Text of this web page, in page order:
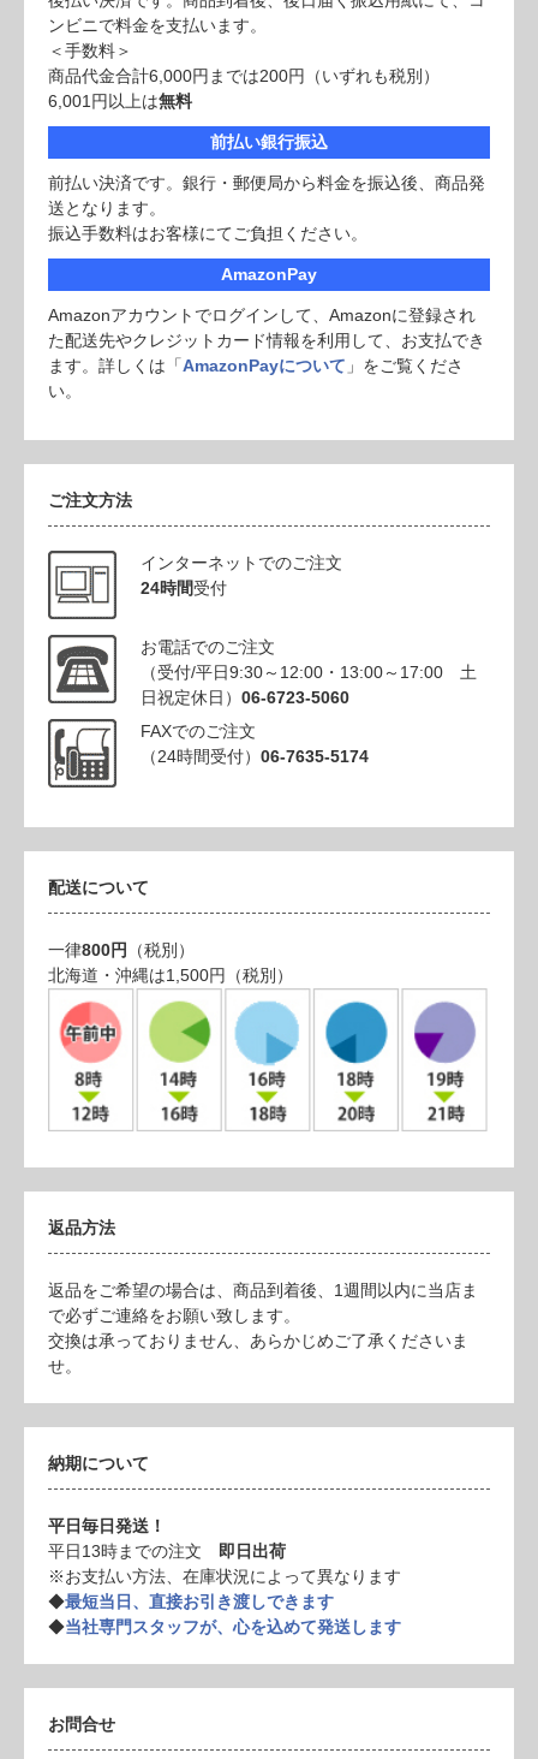
ンビニで料金を支払います。
＜手数料＞
商品代金合計6,000円までは200円（いずれも税別）
6,001円以上は無料
前払い銀行振込
前払い決済です。銀行・郵便局から料金を振込後、商品発
送となります。
振込手数料はお客様にてご負担ください。
AmazonPay
Amazonアカウントでログインして、Amazonに登録され
た配送先やクレジットカード情報を利用して、お支払でき
ます。詳しくは「AmazonPayについて 」をご覧くださ
い。
ご注文方法
インターネットでのご注文
24時間受付
お電話でのご注文
（受付/平日9:30～12:00・13:00～17:00 土
日祝定休日） 06-6723-5060
FAXでのご注文
（24時間受付） 06-7635-5174
配送について
一律800円
（税別）
北海道・沖縄は1,500円（税別）
返品方法
返品をご希望の場合は、商品到着後、1週間以内に当店ま
で必ずご連絡をお願い致します。
交換は承っておりません、あらかじめご了承くださいま
せ。
納期について
平日毎日発送！
平日13時までの注文 即日出荷
※お支払い方法、在庫状況によって異なります
◆最短当日、直接お引き渡しできます
◆当社専門スタッフが、心を込めて発送します
お問合せ